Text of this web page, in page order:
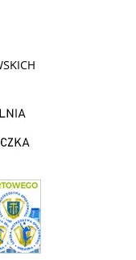
Wieliczka